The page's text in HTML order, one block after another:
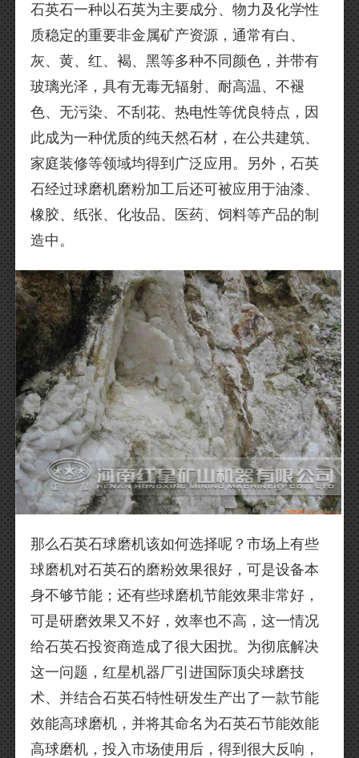
石英石一种以石英为主要成分、物力及化学性
质稳定的重要非金属矿产资源，通常有白、
灰、黄、红、褐、黑等多种不同颜色，并带有
玻璃光泽，具有无毒无辐射、耐高温、不褪
色、无污染、不刮花、热电性等优良特点，因
此成为一种优质的纯天然石材，在公共建筑、
家庭装修等领域均得到广泛应用。另外，石英
石经过球磨机磨粉加工后还可被应用于油漆、
橡胶、纸张、化妆品、医药、饲料等产品的制
造中。
那么石英石球磨机该如何选择呢？市场上有些
球磨机对石英石的磨粉效果很好，可是设备本
身不够节能；还有些球磨机节能效果非常好，
可是研磨效果又不好，效率也不高，这一情况
给石英石投资商造成了很大困扰。为彻底解决
这一问题，红星机器厂引进国际顶尖球磨技
术、并结合石英石特性研发生产出了一款节能
效能高球磨机，并将其命名为石英石节能效能
高球磨机，投入市场使用后，得到很大反响，